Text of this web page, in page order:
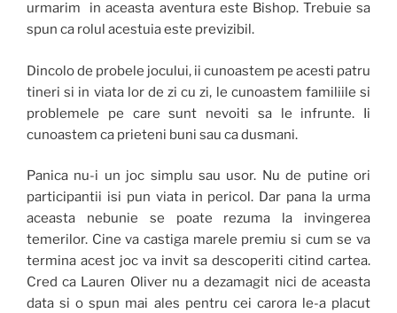
urmarim in aceasta aventura este Bishop. Trebuie sa
spun ca rolul acestuia este previzibil.
Dincolo de probele jocului, ii cunoastem pe acesti patru
tineri si in viata lor de zi cu zi, le cunoastem familiile si
problemele pe care sunt nevoiti sa le infrunte. Ii
cunoastem ca prieteni buni sau ca dusmani.
Panica nu-i un joc simplu sau usor. Nu de putine ori
participantii isi pun viata in pericol. Dar pana la urma
aceasta nebunie se poate rezuma la invingerea
temerilor. Cine va castiga marele premiu si cum se va
termina acest joc va invit sa descoperiti citind cartea.
Cred ca Lauren Oliver nu a dezamagit nici de aceasta
data si o spun mai ales pentru cei carora le-a placut